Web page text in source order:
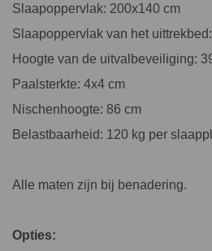
Slaapoppervlak: 200x140 cm
Slaapoppervlak van het
Hoogte van de uitvalbeveiliging:
Paalsterkte: 4x4 cm
Nischenhoogte: 86 cm
Belastbaarheid: 120 kg per
Alle maten zijn bij benadering.
Opties: